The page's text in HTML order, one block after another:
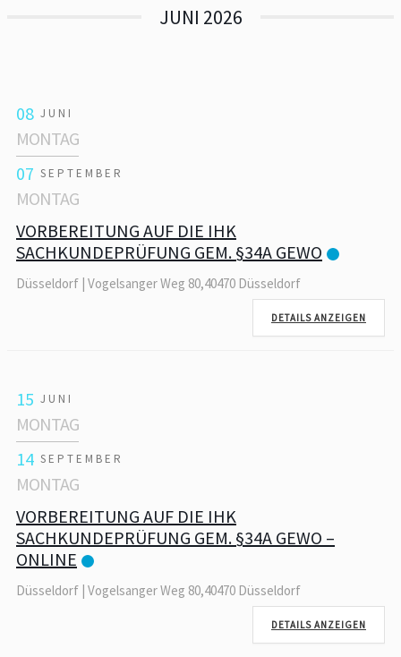
JUNI 2026
08 JUNI
MONTAG
07 SEPTEMBER
MONTAG
VORBEREITUNG AUF DIE IHK
SACHKUNDEPRÜFUNG GEM. §34A GEWO
Düsseldorf | Vogelsanger Weg 80,40470 Düsseldorf
DETAILS ANZEIGEN
15 JUNI
MONTAG
14 SEPTEMBER
MONTAG
VORBEREITUNG AUF DIE IHK
SACHKUNDEPRÜFUNG GEM. §34A GEWO –
ONLINE
Düsseldorf | Vogelsanger Weg 80,40470 Düsseldorf
DETAILS ANZEIGEN